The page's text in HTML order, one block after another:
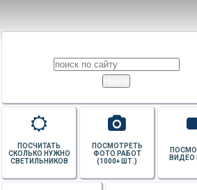
ВИДЕО
ПОСМОТРЕТЬ
ФОТО РАБОТ
(1000+ ШТ.)
ПОСЧИТАТЬ
СКОЛЬКО НУЖНО
СВЕТИЛЬНИКОВ